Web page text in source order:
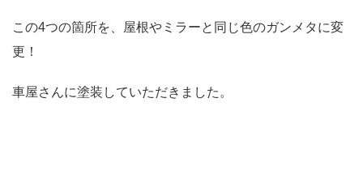
この4つの箇所を、屋根やミラーと同じ色のガンメタに変
更！
車屋さんに塗装していただきました。